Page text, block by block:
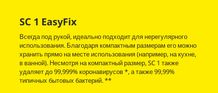
SC 1 EasyFix
Всегда под рукой, идеально подходит для нерегулярного
использования. Благодаря компактным размерам его можно
хранить прямо на месте использования (например, на кухне,
в ванной). Несмотря на компактный размер, SC 1 также
удаляет до 99,999% коронавирусов *, а также 99,99%
типичных бытовых бактерий. **